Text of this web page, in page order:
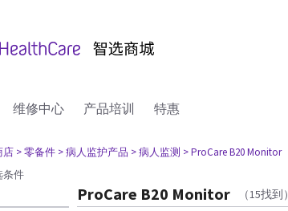
维修中心 产品培训 特惠
店 > 零备件 > 病人监护产品 > 病人监测 > ProCare B20 Monitor
条件
ProCare B20 Monitor （15找到）